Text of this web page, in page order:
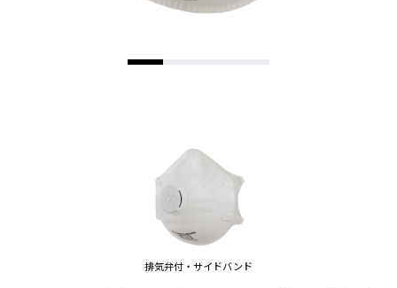
排気弁付・サイドバンド